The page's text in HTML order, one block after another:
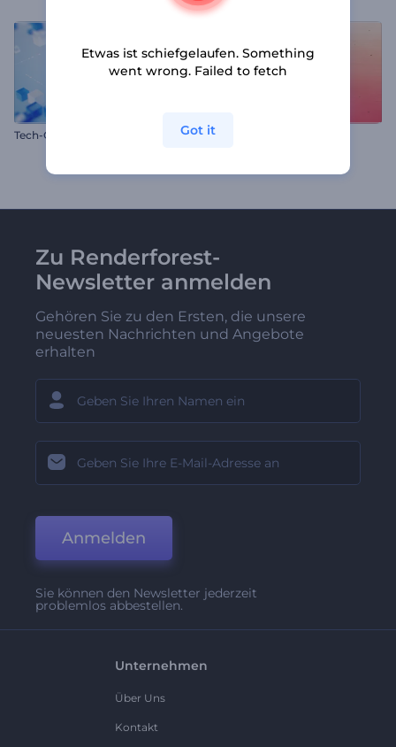
Tech-Glaswürfel Opener Tintiges Logo Sketches
Zu Renderforest-
Newsletter anmelden
Gehören Sie zu den Ersten, die unsere
neuesten Nachrichten und Angebote
erhalten
Anmelden
Sie können den Newsletter jederzeit
problemlos abbestellen.
Unternehmen
Über Uns
Kontakt
Etwas ist schiefgelaufen. Something
went wrong. Failed to fetch
Got it